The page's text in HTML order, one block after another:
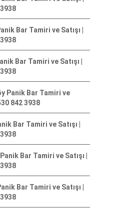
Bar Tamiri ve Satışı |
Bar Tamiri ve Satışı |
Panik Bar Tamiri ve
842 3938
Bar Tamiri ve Satışı |
Bar Tamiri ve Satışı |
Bar Tamiri ve Satışı |